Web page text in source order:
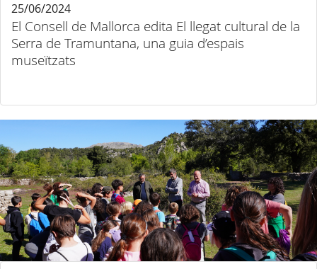
El Consell de Mallorca edita El llegat cultural de la
Serra de Tramuntana, una guia d’espais
museïtzats
25/06/2024